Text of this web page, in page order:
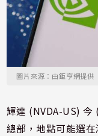
圖片來源：由鉅亨網提供
輝達 (NVDA-US) 今
總部，地點可能選